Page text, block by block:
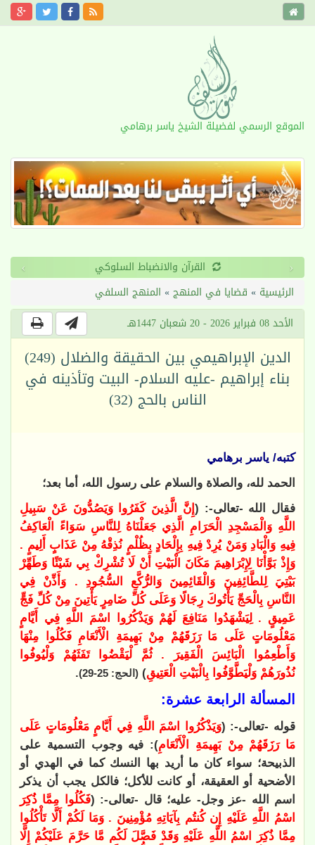
الموقع الرسمي لفضيلة الشيخ ياسر برهامي
القرآن والانضباط السلوكي ‹
›
الرئيسية » قضايا في المنهج» المنهج السلفي
الأحد 08 فبراير 2026 - 20 شعبان 1447هـ
الدين الإبراهيمي بين الحقيقة والضلال (249)
بناء إبراهيم -عليه السلام- البيت وتأذينه في
الناس بالحج (32)
كتبه/ ياسر برهامي
الحمد لله، والصلاة والسلام على رسول الله، أما بعد؛
فقال الله -تعالى-: (إِنَّ الَّذِينَ كَفَرُوا وَيَصُدُّونَ عَنْ سَبِيلِ
اللَّهِ وَالْمَسْجِدِ الْحَرَامِ الَّذِي جَعَلْنَاهُ لِلنَّاسِ سَوَاءً الْعَاكِفُ
فِيهِ وَالْبَادِ وَمَنْ يُرِدْ فِيهِ بِإِلْحَادٍ بِظُلْمٍ نُذِقْهُ مِنْ عَذَابٍ أَلِيمٍ .
وَإِذْ بَوَّأْنَا لِإِبْرَاهِيمَ مَكَانَ الْبَيْتِ أَنْ لَا تُشْرِكْ بِي شَيْئًا وَطَهِّرْ
بَيْتِيَ لِلطَّائِفِينَ وَالْقَائِمِينَ وَالرُّكَّعِ السُّجُودِ . وَأَذِّنْ فِي
النَّاسِ بِالْحَجِّ يَأْتُوكَ رِجَالًا وَعَلَى كُلِّ ضَامِرٍ يَأْتِينَ مِنْ كُلِّ فَجٍّ
عَمِيقٍ . لِيَشْهَدُوا مَنَافِعَ لَهُمْ وَيَذْكُرُوا اسْمَ اللَّهِ فِي أَيَّامٍ
مَعْلُومَاتٍ عَلَى مَا رَزَقَهُمْ مِنْ بَهِيمَةِ الْأَنْعَامِ فَكُلُوا مِنْهَا
وَأَطْعِمُوا الْبَائِسَ الْفَقِيرَ . ثُمَّ لْيَقْضُوا تَفَثَهُمْ وَلْيُوفُوا
نُذُورَهُمْ وَلْيَطَّوَّفُوا بِالْبَيْتِ الْعَتِيقِ) (الحج: 25-29) .
المسألة الرابعة عشرة:
قوله -تعالى-: (وَيَذْكُرُوا اسْمَ اللَّهِ فِي أَيَّامٍ مَعْلُومَاتٍ عَلَى
مَا رَزَقَهُمْ مِنْ بَهِيمَةِ الْأَنْعَامِ): فيه وجوب التسمية على
الذبيحة؛ سواء كان ما أريد بها النسك كما في الهدي أو
الأضحية أو العقيقة، أو كانت للأكل؛ فالكل يجب أن يذكر
اسم الله -عز وجل- عليه؛ قال -تعالى-: (فَكُلُوا مِمَّا ذُكِرَ
اسْمُ اللَّهِ عَلَيْهِ إِن كُنتُم بِآيَاتِهِ مُؤْمِنِينَ . وَمَا لَكُمْ أَلَّا تَأْكُلُوا
مِمَّا ذُكِرَ اسْمُ اللَّهِ عَلَيْهِ وَقَدْ فَصَّلَ لَكُم مَّا حَرَّمَ عَلَيْكُمْ إِلَّا